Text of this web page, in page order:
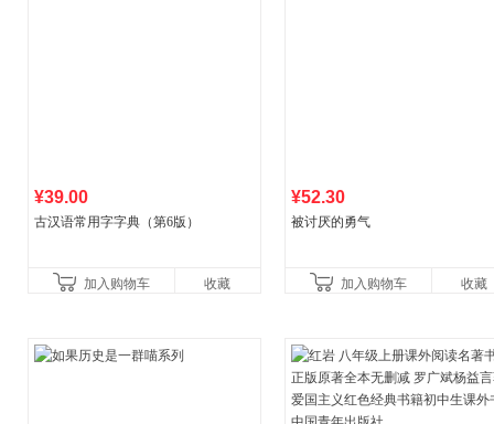
¥39.00
古汉语常用字字典（第6版）
加入购物车 收藏
¥52.30
被讨厌的勇气
加入购物车 收藏